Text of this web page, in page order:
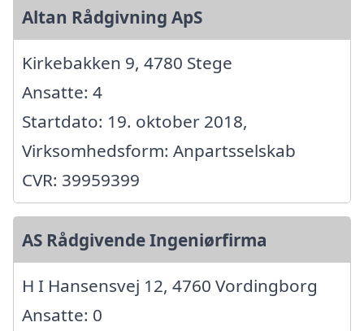
Altan Rådgivning ApS
Kirkebakken 9, 4780 Stege
Ansatte: 4
Startdato: 19. oktober 2018,
Virksomhedsform: Anpartsselskab
CVR: 39959399
AS Rådgivende Ingeniørfirma
H I Hansensvej 12, 4760 Vordingborg
Ansatte: 0